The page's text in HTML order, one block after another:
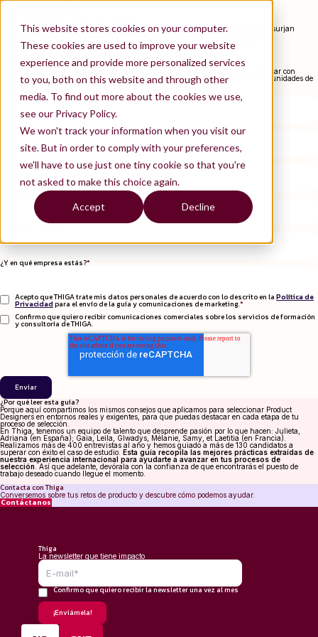
This website stores cookies on your computer.
These cookies are used to improve your website
experience and provide more personalized services
to you, both on this website and through other
media. To find out more about the cookies we use,
see our Privacy Policy.
We won't track your information when you visit our
site. But in order to comply with your preferences,
we'll have to use just one tiny cookie so that you're
not asked to make this choice again.
Accept Decline
Has decidido buscar tu próximo trabajo como Product Designer y es natural que surjan
muchas preguntas: ¿Por dónde empiezo? ¿Qué posiciones priorizar? ¿Cómo debo
prepararme? ¿Qué esperar del caso práctico? ¿Me he preparado lo suficiente?
a consejos prácticos y recomendaciones de nuestros expertos para enfrentar con
confianza cada etapa de tus entrevistas en Product Design y potenciar tus oportunidades de
¿Cuál es tu nombre?*
¿Y tu apellido?
¿A qué e-mail quieres recibir la guía?
¿Y tu teléfono móvil?
¿Y en qué empresa estás?*
Acepto que THIGA trate mis datos personales de acuerdo con lo descrito en la Política de
Privacidadpara el envío de la guía y comunicaciones de marketing.*
Confirmo que quiero recibir comunicaciones comerciales sobre los servicios de formación
y consultoría de THIGA.
¿Por qué leer esta guía?
Porque aquí compartimos los mismos consejos que aplicamos para seleccionar Product
Designers en entornos reales y exigentes, para que puedas destacar en cada etapa de tu
proceso de selección.
En Thiga, tenemos un equipo de talento que desprende pasión por lo que hacen: Julieta,
Adriana (en España); Gaia, Leila, Glwadys, Mélanie, Samy, et Laetitia (en Francia).
Realizamos más de 400 entrevistas al año y hemos guiado a más de 130 candidatos a
superar con éxito el caso de estudio. Esta guía recopila las mejores prácticas extraídas de
nuestra experiencia internacional para ayudarte a avanzar en tus procesos de
selección . Así que adelante, devórala con la confianza de que encontrarás el puesto de
trabajo deseado cuando llegue el momento.
Contacta con Thiga
Conversemos sobre tus retos de producto y descubre cómo podemos ayudar.
Contáctanos
Thiga
La newsletter que tiene impacto
Confirmo que quiero recibir la newsletter una vez al mes